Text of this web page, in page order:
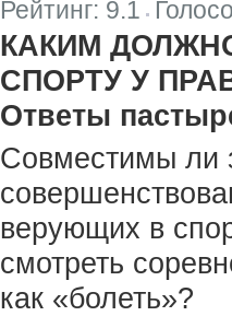
Рейтинг: 9.1 |
КАКИМ
СПОРТУ У
Ответы
Совместимы ли
верующих в
смотреть
как «болеть»?